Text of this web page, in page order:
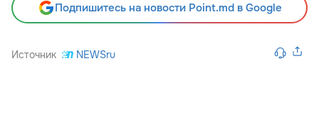
Подпишитесь на новости Point.md в Google
Источник NEWSru